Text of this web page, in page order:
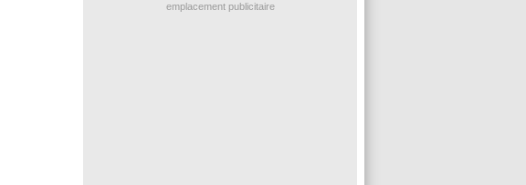
emplacement publicitaire